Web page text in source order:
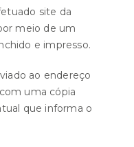
site da
meio de um
e impresso.
ao endereço
uma cópia
que informa o